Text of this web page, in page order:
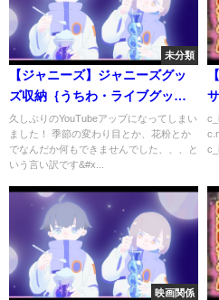
未分類
【ジャニーズ】ジャニーズグッ
ズ収納｛うちわ・ライブグッ
ズ・CD等｝
久しぶりのYouTubeアップになってしまい
ました！ 季節の変わり目とか、花粉とか
でなんだか何もできませんでした、、、と
いう言い訳です&#x...
映画関係